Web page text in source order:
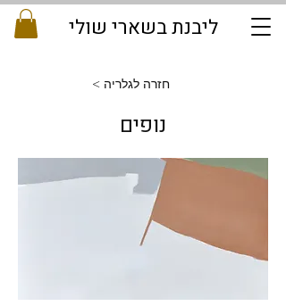
ליבנת בשארי שולי
< חזרה לגלריה
נופים